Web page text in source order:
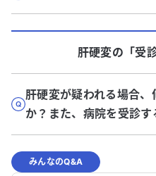
肝硬変の「受
肝硬変が疑われる場合
か？また、病院を受診す
みんなのQ&A